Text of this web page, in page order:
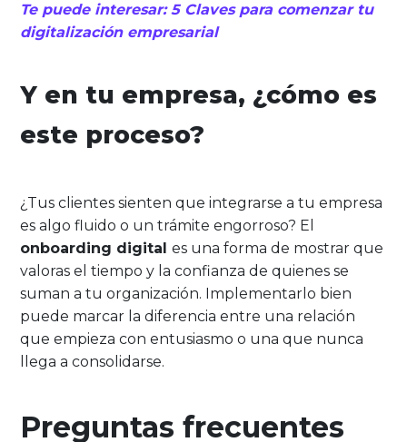
Te puede interesar: 5 Claves para comenzar tu
digitalización empresarial
Y en tu empresa, ¿cómo es
este proceso?
¿Tus clientes sienten que integrarse a tu empresa
es algo fluido o un trámite engorroso? El
onboarding digitales una forma de mostrar que
valoras el tiempo y la confianza de quienes se
suman a tu organización. Implementarlo bien
puede marcar la diferencia entre una relación
que empieza con entusiasmo o una que nunca
llega a consolidarse.
Preguntas frecuentes